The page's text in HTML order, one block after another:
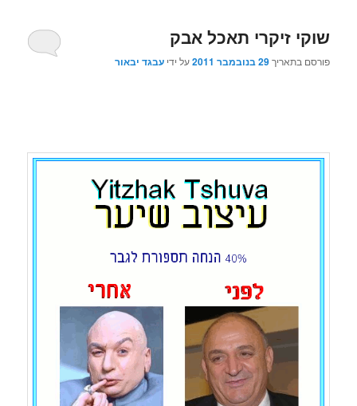
שוקי זיקרי תאכל אבק
פורסם בתאריך29 בנובמבר 2011 על ידיעבגד יבאור